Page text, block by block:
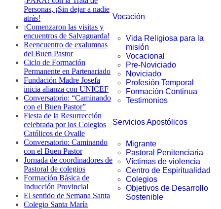
Vocación
Vida Religiosa para la
misión
Vocacional
Pre-Noviciado
Noviciado
Profesión Temporal
Formación Continua
Testimonios
Servicios Apostólicos
Migrante
Pastoral Penitenciaria
Víctimas de violencia
Centro de Espiritualidad
Colegios
Objetivos de Desarrollo
Sostenible
Personas, ¡Sin dejar a nadie
atrás!
¡Comenzaron las visitas y
encuentros de Salvaguarda!
Reencuentro de exalumnas
del Buen Pastor
Ciclo de Formación
Permanente en Partenariado
Fundación Madre Josefa
inicia alianza con UNICEF
Conversatorio: “Caminando
con el Buen Pastor”
Fiesta de la Resurrección
celebrada por los Colegios
Católicos de Ovalle
Conversatorio: Caminando
con el Buen Pastor
Jornada de coordinadores de
Pastoral de colegios
Formación Básica de
Inducción Provincial
El sentido de Semana Santa
Colegio Santa María